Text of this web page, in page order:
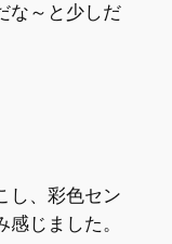
な～と少しだ
し、彩色セン
じました。